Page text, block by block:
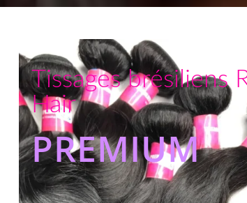
Tissages brésiliens
Hair
PREMIUM